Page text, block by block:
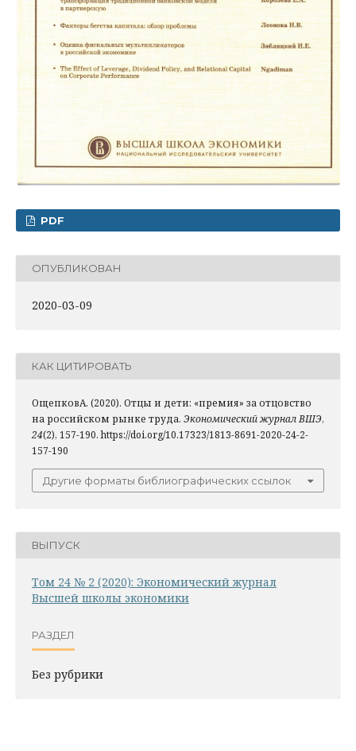
PDF
ОПУБЛИКОВАН
2020-03-09
КАК ЦИТИРОВАТЬ
ОщепковА. (2020). Отцы и дети: «премия» за отцовство
на российском рынке труда. Экономический журнал ВШЭ,
24(2), 157-190. https://doi.org/10.17323/1813-8691-2020-24-2-
157-190
Другие форматы библиографических ссылок
ВЫПУСК
Том 24 № 2 (2020): Экономический журнал
Высшей школы экономики
РАЗДЕЛ
Без рубрики